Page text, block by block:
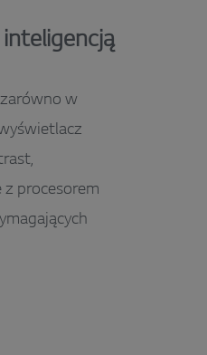
w
z procesorem